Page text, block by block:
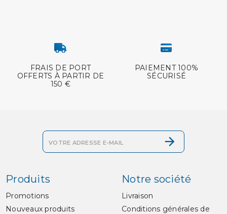
FRAIS DE PORT
OFFERTS À PARTIR DE
150 €
PAIEMENT 100%
SÉCURISÉ
Produits
Promotions
Nouveaux produits
Notre société
Livraison
Conditions générales de